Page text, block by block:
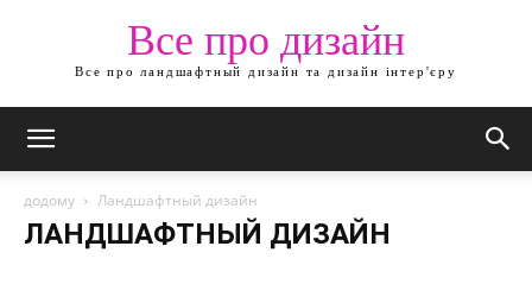
Все про дизайн
Все про ландшафтный дизайн та дизайн інтер'єру
додому Ландшафтный дизайн
ЛАНДШАФТНЫЙ ДИЗАЙН